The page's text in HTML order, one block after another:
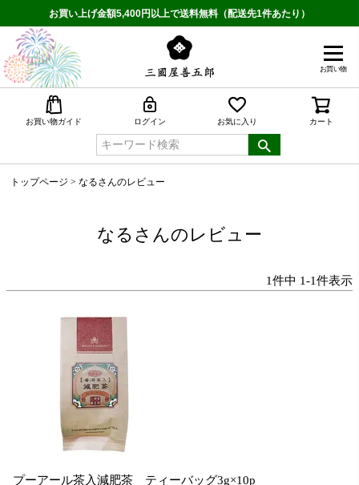
お買い上げ金額5,400円以上で送料無料（配送先1件あたり）
お買い物
お買い物ガイド ログイン お気に入り カート
トップページ なるさんのレビュー
なるさんのレビュー
1件中 1-1件表示
プーアール茶入減肥茶 ティーバッグ3g×10p